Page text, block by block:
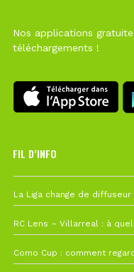
Nos applications
téléchargements !
FIL D’INFO